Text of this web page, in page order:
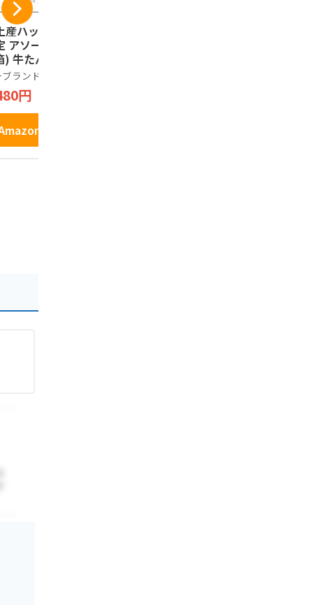
産ハッピー 東北
アソート 24枚
) 牛たん風味 ず
味 ほたてバター
3種
ランド品
円
で見る